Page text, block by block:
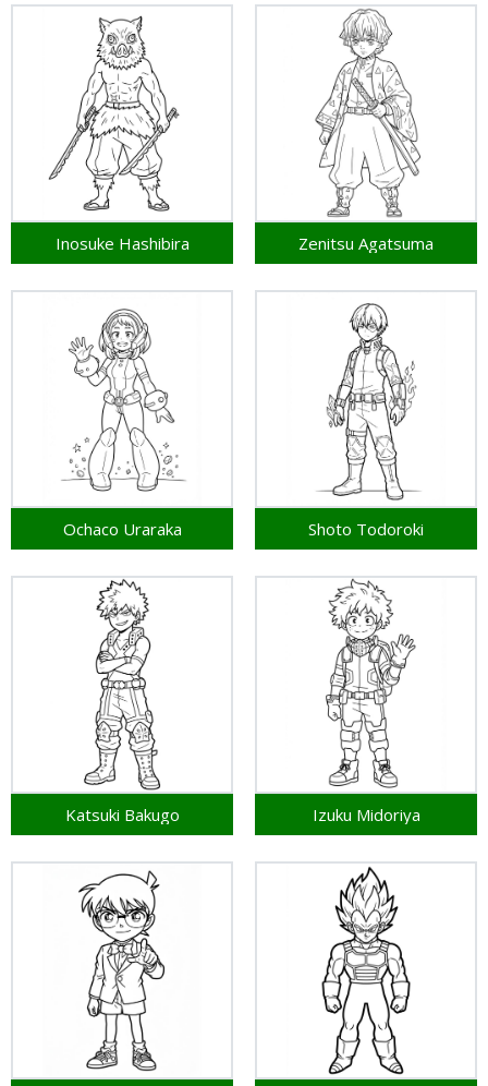
Inosuke Hashibira Zenitsu Agatsuma
Ochaco Uraraka Shoto Todoroki
Katsuki Bakugo Izuku Midoriya